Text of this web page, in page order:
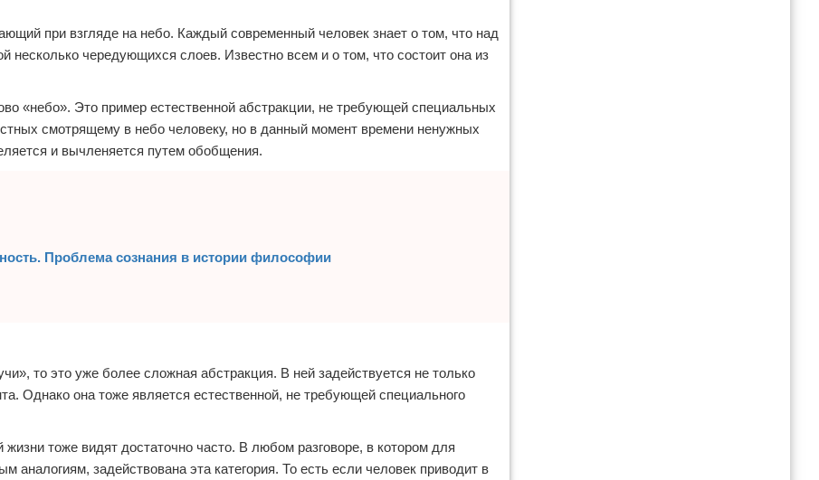
при взгляде на небо. Каждый современный человек знает о том, что над
несколько чередующихся слоев. Известно всем и о том, что состоит она из
«небо». Это пример естественной абстракции, не требующей специальных
смотрящему в небо человеку, но в данный момент времени ненужных
и вычленяется путем обобщения.
Проблема сознания в истории философии
то это уже более сложная абстракция. В ней задействуется не только
Однако она тоже является естественной, не требующей специального
тоже видят достаточно часто. В любом разговоре, в котором для
аналогиям, задействована эта категория. То есть если человек приводит в